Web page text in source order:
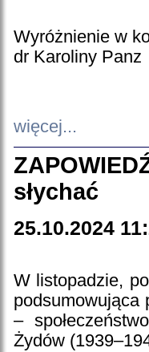
Wyróżnienie w
dr Karoliny Panz
więcej...
słychać
25.10.2024
W listopadzie,
podsumowująca
–
Żydów